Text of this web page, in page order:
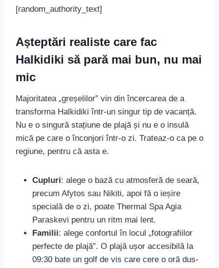
[random_authority_text]
Așteptări realiste care fac
Halkidiki să pară mai bun, nu mai
mic
Majoritatea „greșelilor” vin din încercarea de a
transforma Halkidiki într-un singur tip de vacanță.
Nu e o singură stațiune de plajă și nu e o insulă
mică pe care o înconjori într-o zi. Trateaz-o ca pe o
regiune, pentru că asta e.
Cupluri: alege o bază cu atmosferă de seară,
precum Afytos sau Nikiti, apoi fă o ieșire
specială de o zi, poate Thermal Spa Agia
Paraskevi pentru un ritm mai lent.
Familii: alege confortul în locul „fotografiilor
perfecte de plajă”. O plajă ușor accesibilă la
09:30 bate un golf de vis care cere o oră dus-